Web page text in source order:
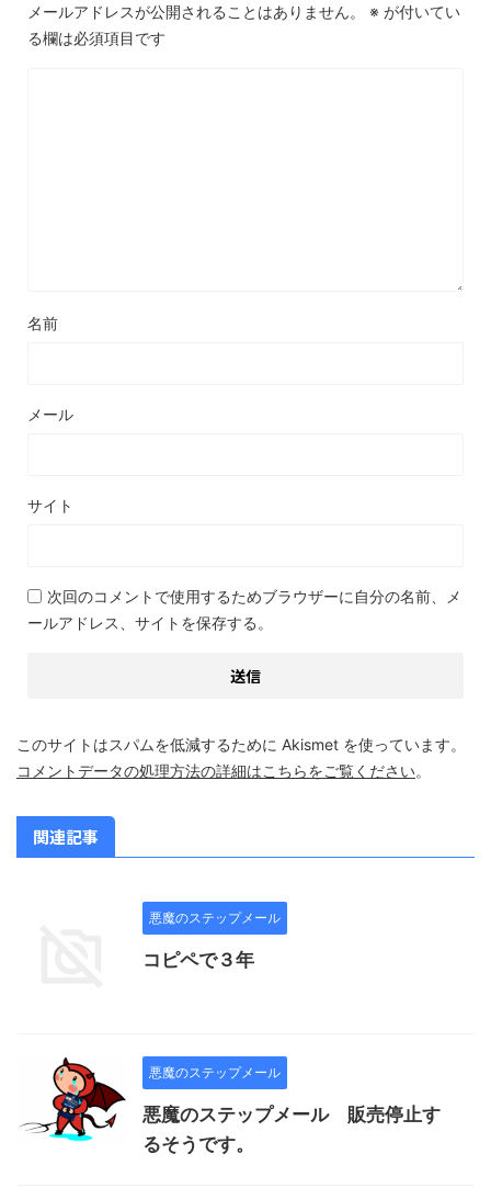
メールアドレスが公開されることはありません。 ※ が付いてい
る欄は必須項目です
名前
メール
サイト
次回のコメントで使用するためブラウザーに自分の名前、メ
ールアドレス、サイトを保存する。
このサイトはスパムを低減するために Akismet を使っています。
コメントデータの処理方法の詳細はこちらをご覧ください。
関連記事
悪魔のステップメール
コピペで３年
悪魔のステップメール
悪魔のステップメール 販売停止す
るそうです。